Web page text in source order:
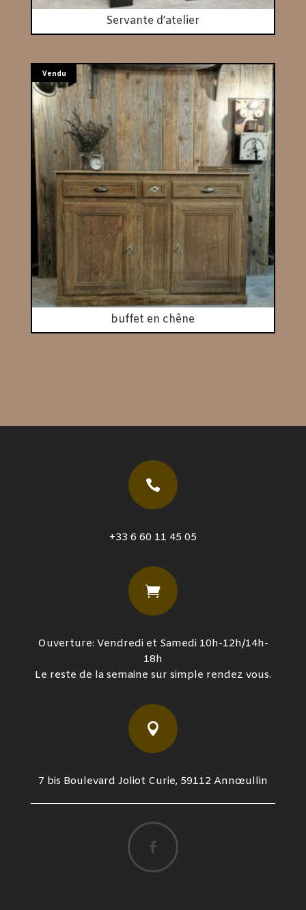
Servante d’atelier
Vendu
buffet en chêne

+33 6 60 11 45 05

Ouverture: Vendredi et Samedi 10h-12h/14h-
18h
Le reste de la semaine sur simple rendez vous.

7 bis Boulevard Joliot Curie, 59112 Annœullin
